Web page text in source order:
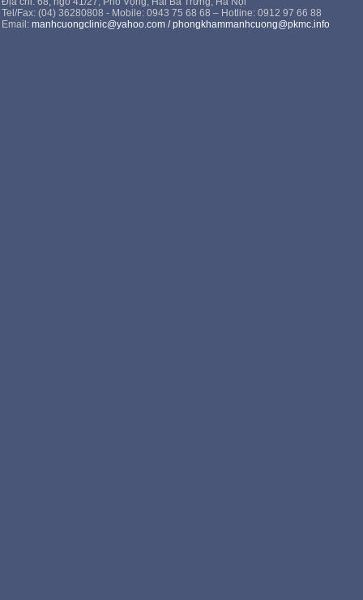
Tel/Fax: (04) 36280808 - Mobile: 0943 75 68 68 – Hotline: 0912 97 66 88
Email:manhcuongclinic@yahoo.com /phongkhammanhcuong@pkmc.info